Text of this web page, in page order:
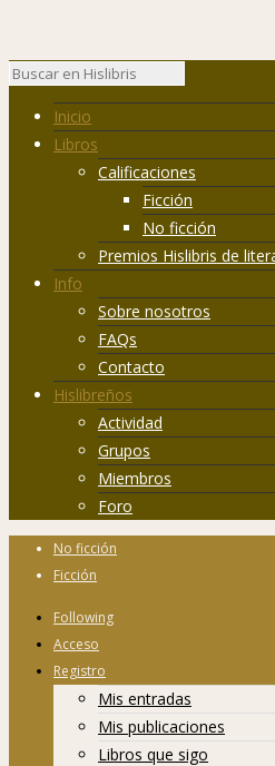
Inicio
Libros
Calificaciones
Ficción
No ficción
Premios Hislibris de
Info
Sobre nosotros
FAQs
Contacto
Hislibreños
Actividad
Grupos
Miembros
Foro
No ficción
Ficción
Following
Acceso
Registro
Mis entradas
Mis publicaciones
Libros que sigo